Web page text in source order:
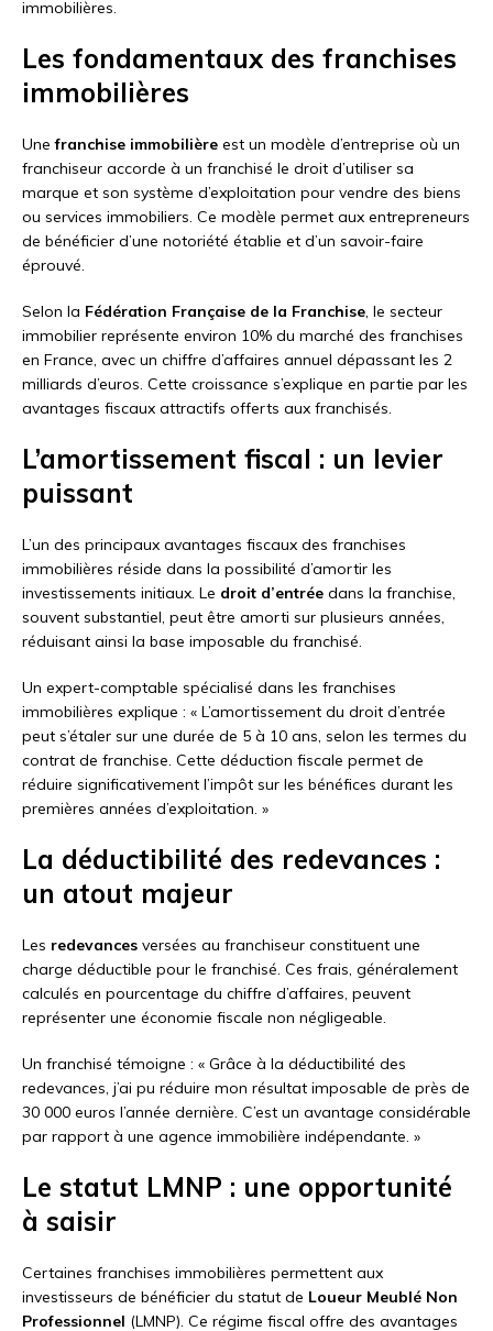
immobilières.
Les fondamentaux des franchises
immobilières
Unefranchise immobilière est un modèle d’entreprise où un
franchiseur accorde à un franchisé le droit d’utiliser sa
marque et son système d’exploitation pour vendre des biens
ou services immobiliers. Ce modèle permet aux entrepreneurs
de bénéficier d’une notoriété établie et d’un savoir-faire
éprouvé.
Selon la Fédération Française de la Franchise, le secteur
immobilier représente environ 10% du marché des franchises
en France, avec un chiffre d’affaires annuel dépassant les 2
milliards d’euros. Cette croissance s’explique en partie par les
avantages fiscaux attractifs offerts aux franchisés.
L’amortissement fiscal : un levier
puissant
L’un des principaux avantages fiscaux des franchises
immobilières réside dans la possibilité d’amortir les
investissements initiaux. Le droit d’entrée dans la franchise,
souvent substantiel, peut être amorti sur plusieurs années,
réduisant ainsi la base imposable du franchisé.
Un expert-comptable spécialisé dans les franchises
immobilières explique : « L’amortissement du droit d’entrée
peut s’étaler sur une durée de 5 à 10 ans, selon les termes du
contrat de franchise. Cette déduction fiscale permet de
réduire significativement l’impôt sur les bénéfices durant les
premières années d’exploitation. »
La déductibilité des redevances :
un atout majeur
Les redevances versées au franchiseur constituent une
charge déductible pour le franchisé. Ces frais, généralement
calculés en pourcentage du chiffre d’affaires, peuvent
représenter une économie fiscale non négligeable.
Un franchisé témoigne : « Grâce à la déductibilité des
redevances, j’ai pu réduire mon résultat imposable de près de
30 000 euros l’année dernière. C’est un avantage considérable
par rapport à une agence immobilière indépendante. »
Le statut LMNP : une opportunité
à saisir
Certaines franchises immobilières permettent aux
investisseurs de bénéficier du statut de Loueur Meublé Non
Professionnel (LMNP). Ce régime fiscal offre des avantages